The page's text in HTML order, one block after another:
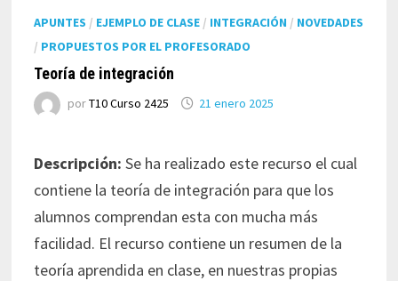
APUNTES / EJEMPLO DE CLASE / INTEGRACIÓN / NOVEDADES
/ PROPUESTOS POR EL PROFESORADO
Teoría de integración
porT10 Curso 2425 21 enero 2025
Descripción: Se ha realizado este recurso el cual
contiene la teoría de integración para que los
alumnos comprendan esta con mucha más
facilidad. El recurso contiene un resumen de la
teoría aprendida en clase, en nuestras propias